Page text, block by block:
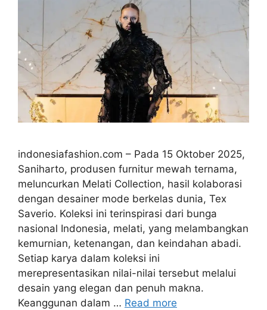
indonesiafashion.com – Pada 15 Oktober 2025,
Saniharto, produsen furnitur mewah ternama,
meluncurkan Melati Collection, hasil kolaborasi
dengan desainer mode berkelas dunia, Tex
Saverio. Koleksi ini terinspirasi dari bunga
nasional Indonesia, melati, yang melambangkan
kemurnian, ketenangan, dan keindahan abadi.
Setiap karya dalam koleksi ini
merepresentasikan nilai-nilai tersebut melalui
desain yang elegan dan penuh makna.
Keanggunan dalam … Read more